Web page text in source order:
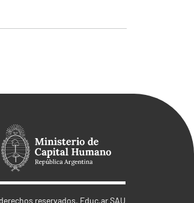
reservados. Educ.ar SAU